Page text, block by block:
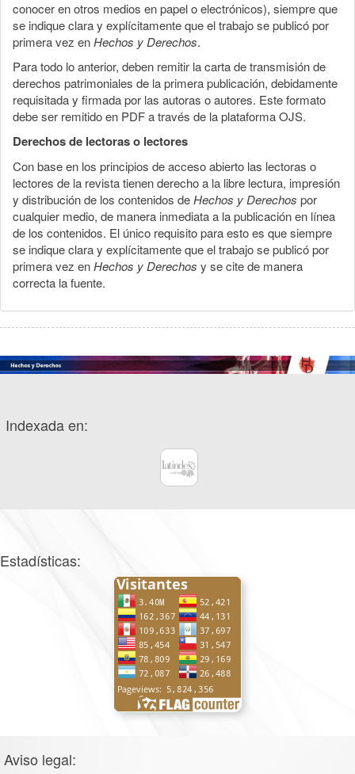
conocer en otros medios en papel o electrónicos), siempre que
se indique clara y explícitamente que el trabajo se publicó por
primera vez enHechos y Derechos.
Para todo lo anterior, deben remitir la carta de transmisión de
derechos patrimoniales de la primera publicación, debidamente
requisitada y firmada por las autoras o autores. Este formato
debe ser remitido en PDF a través de la plataforma OJS.
Derechos de lectoras o lectores
Con base en los principios de acceso abierto las lectoras o
lectores de la revista tienen derecho a la libre lectura, impresión
y distribución de los contenidos deHechos y Derechos por
cualquier medio, de manera inmediata a la publicación en línea
de los contenidos. El único requisito para esto es que siempre
se indique clara y explícitamente que el trabajo se publicó por
primera vez enHechos y Derechos y se cite de manera
correcta la fuente.
Indexada en:
Estadísticas:
Aviso legal: